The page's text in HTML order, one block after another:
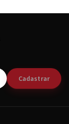
Cadastrar